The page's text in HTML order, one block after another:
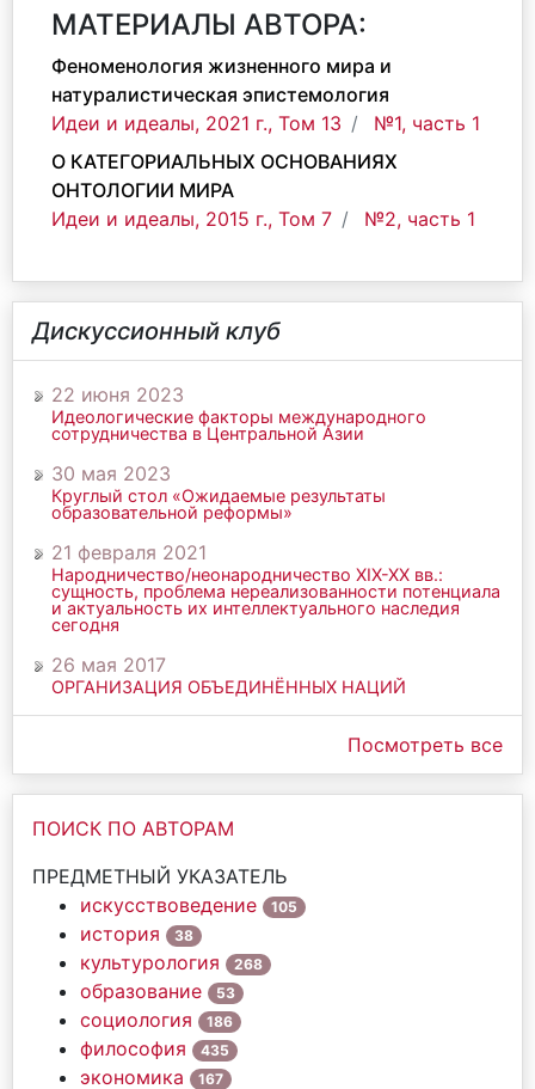
МАТЕРИАЛЫ АВТОРА:
Феноменология жизненного мира и
натуралистическая эпистемология
Идеи и идеалы, 2021 г., Том 13
№1, часть 1
О КАТЕГОРИАЛЬНЫХ ОСНОВАНИЯХ
ОНТОЛОГИИ МИРА
Идеи и идеалы, 2015 г., Том 7
№2, часть 1
Дискуссионный клуб
22 июня 2023
Идеологические факторы международного
сотрудничества в Центральной Азии
30 мая 2023
Круглый стол «Ожидаемые результаты
образовательной реформы»
21 февраля 2021
Народничество/неонародничество ХIХ-ХХ вв.:
сущность, проблема нереализованности потенциала
и актуальность их интеллектуального наследия
сегодня
26 мая 2017
ОРГАНИЗАЦИЯ ОБЪЕДИНЁННЫХ НАЦИЙ
Посмотреть все
ПОИСК ПО АВТОРАМ
ПРЕДМЕТНЫЙ УКАЗАТЕЛЬ
искусствоведение
105
история 38
культурология 268
образование 53
социология 186
философия 435
экономика 167